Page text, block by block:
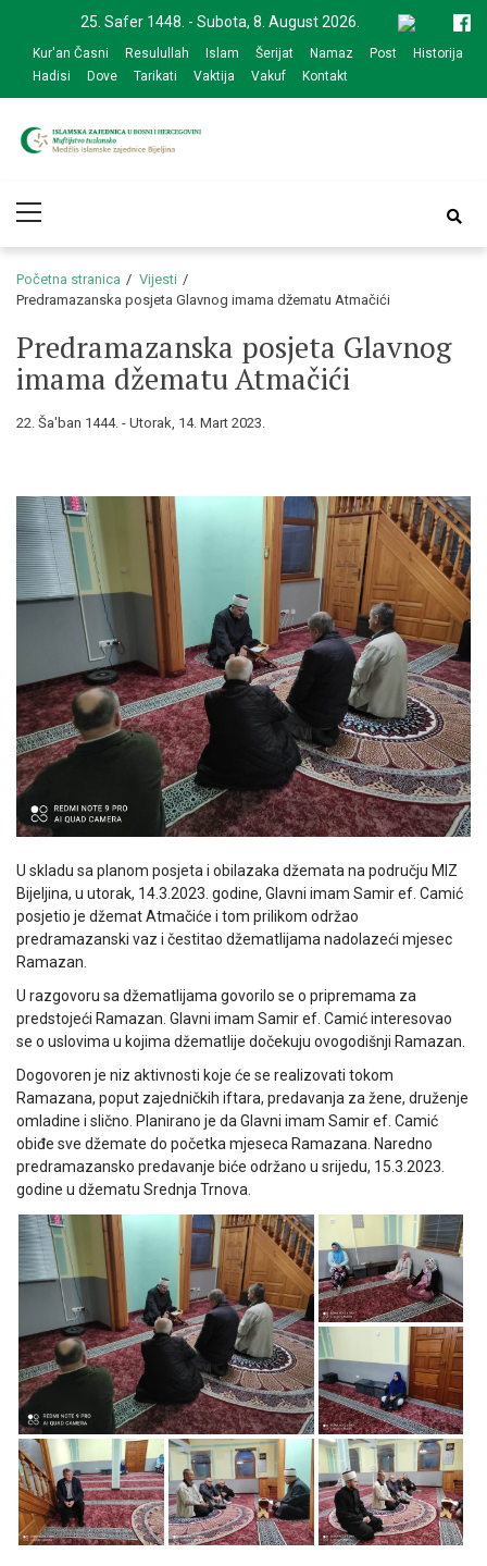
navigation
content
25. Safer 1448. - Subota, 8. August 2026.
Kur'an Časni Resulullah Islam Šerijat Namaz Post
Historija
Hadisi
Dove Tarikati Vaktija Vakuf Kontakt
zajednice Bijeljina
Menu
Početna stranica
Vijesti
Predramazanska posjeta Glavnog imama džematu Atmačići
Predramazanska posjeta Glavnog
imama džematu Atmačići
22. Ša'ban 1444. - Utorak, 14. Mart 2023.
U skladu sa planom posjeta i obilazaka džemata na području MIZ
Bijeljina, u utorak, 14.3.2023. godine, Glavni imam Samir ef. Camić
posjetio je džemat Atmačiće i tom prilikom održao
predramazanski vaz i čestitao džematlijama nadolazeći mjesec
Ramazan.
U razgovoru sa džematlijama govorilo se o pripremama za
predstojeći Ramazan. Glavni imam Samir ef. Camić interesovao
se o uslovima u kojima džematlije dočekuju ovogodišnji Ramazan.
Dogovoren je niz aktivnosti koje će se realizovati tokom
Ramazana, poput zajedničkih iftara, predavanja za žene, druženje
omladine i slično. Planirano je da Glavni imam Samir ef. Camić
obiđe sve džemate do početka mjeseca Ramazana. Naredno
predramazansko predavanje biće održano u srijedu, 15.3.2023.
godine u džematu Srednja Trnova.